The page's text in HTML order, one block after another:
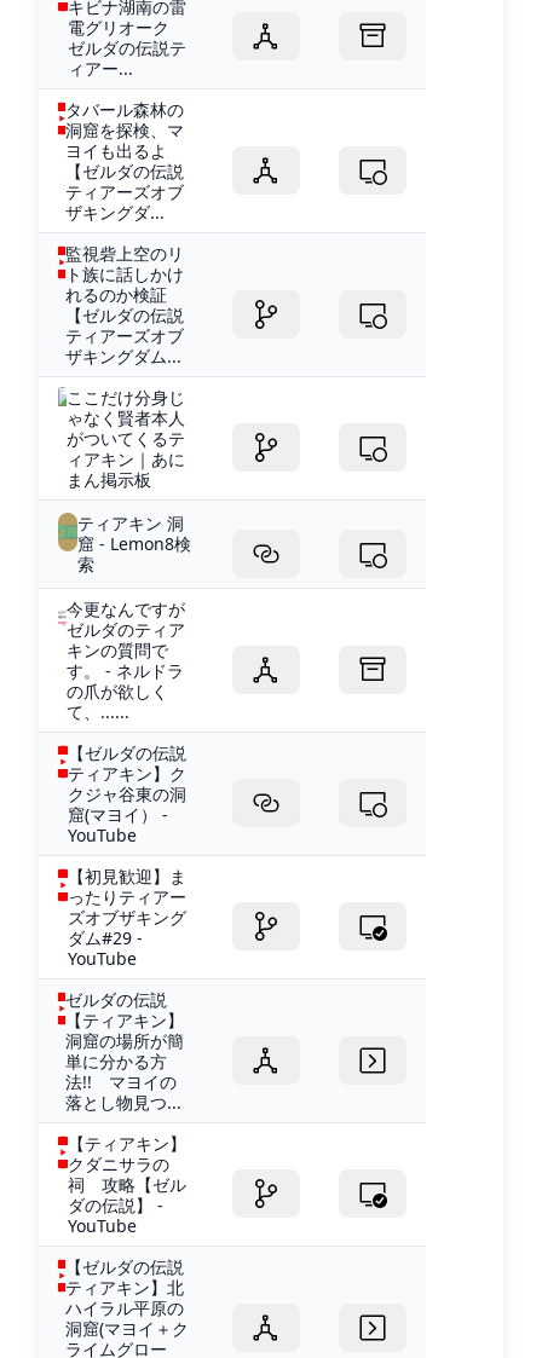
キビナ湖南の雷
電グリオーク
ゼルダの伝説テ
ィアー...
タバール森林の
洞窟を探検、マ
ヨイも出るよ
【ゼルダの伝説
ティアーズオブ
ザキングダ...
監視砦上空のリ
ト族に話しかけ
れるのか検証
【ゼルダの伝説
ティアーズオブ
ザキングダム...
ここだけ分身じ
ゃなく賢者本人
がついてくるテ
ィアキン｜あに
まん掲示板
ティアキン 洞
窟 - Lemon8検
索
今更なんですが
ゼルダのティア
キンの質問で
す。 - ネルドラ
の爪が欲しく
て、......
【ゼルダの伝説
ティアキン】ク
クジャ谷東の洞
窟(マヨイ） -
YouTube
【初見歓迎】ま
ったりティアー
ズオブザキング
ダム#29 -
YouTube
ゼルダの伝説
【ティアキン】
洞窟の場所が簡
単に分かる方
法!! マヨイの
落とし物見つ...
【ティアキン】
クダニサラの
祠 攻略【ゼル
ダの伝説】 -
YouTube
【ゼルダの伝説
ティアキン】北
ハイラル平原の
洞窟(マヨイ＋ク
ライムグロー